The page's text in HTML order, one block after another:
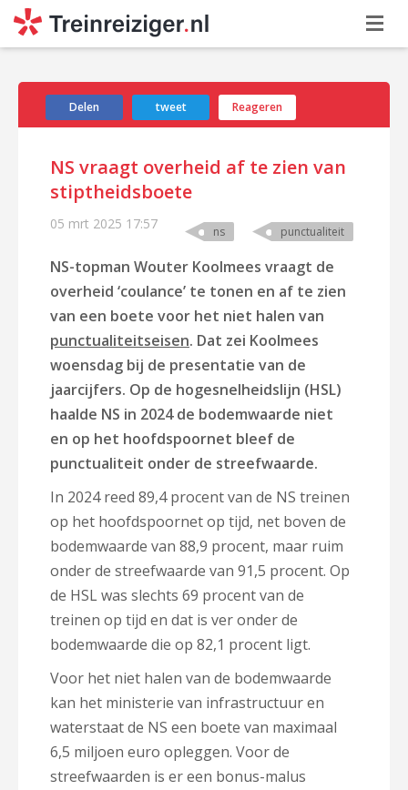
Delen tweet Reageren
NS vraagt overheid af te zien van
stiptheidsboete
05 mrt 2025 17:57 ns punctualiteit
NS-topman Wouter Koolmees vraagt de
overheid ‘coulance’ te tonen en af te zien
van een boete voor het niet halen van
punctualiteitseisen. Dat zei Koolmees
woensdag bij de presentatie van de
jaarcijfers. Op de hogesnelheidslijn (HSL)
haalde NS in 2024 de bodemwaarde niet
en op het hoofdspoornet bleef de
punctualiteit onder de streefwaarde.
In 2024 reed 89,4 procent van de NS treinen
op het hoofdspoornet op tijd, net boven de
bodemwaarde van 88,9 procent, maar ruim
onder de streefwaarde van 91,5 procent. Op
de HSL was slechts 69 procent van de
treinen op tijd en dat is ver onder de
bodemwaarde die op 82,1 procent ligt.
Voor het niet halen van de bodemwaarde
kan het ministerie van infrastructuur en
waterstaat de NS een boete van maximaal
6,5 miljoen euro opleggen. Voor de
streefwaarden is er een bonus-malus